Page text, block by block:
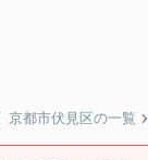
京都市伏見区の一覧